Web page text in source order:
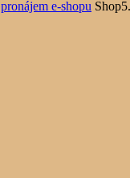
pronájem e-shopu